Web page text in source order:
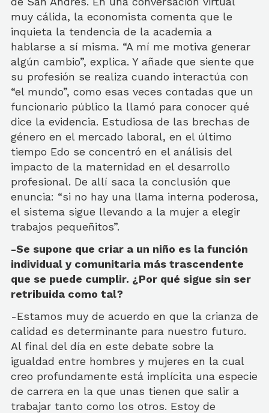
muy cálida, la economista comenta que le
inquieta la tendencia de la academia a
hablarse a sí misma. “A mí me motiva generar
algún cambio”, explica. Y añade que siente que
su profesión se realiza cuando interactúa con
“el mundo”, como esas veces contadas que un
funcionario público la llamó para conocer qué
dice la evidencia. Estudiosa de las brechas de
género en el mercado laboral, en el último
tiempo Edo se concentró en el análisis del
impacto de la maternidad en el desarrollo
profesional. De allí saca la conclusión que
enuncia: “si no hay una llama interna poderosa,
el sistema sigue llevando a la mujer a elegir
trabajos pequeñitos”.
-Se supone que criar a un niño es la función
individual y comunitaria más trascendente
que se puede cumplir. ¿Por qué sigue sin ser
retribuida como tal?
-Estamos muy de acuerdo en que la crianza de
calidad es determinante para nuestro futuro.
Al final del día en este debate sobre la
igualdad entre hombres y mujeres en la cual
creo profundamente está implícita una especie
de carrera en la que unas tienen que salir a
trabajar tanto como los otros. Estoy de